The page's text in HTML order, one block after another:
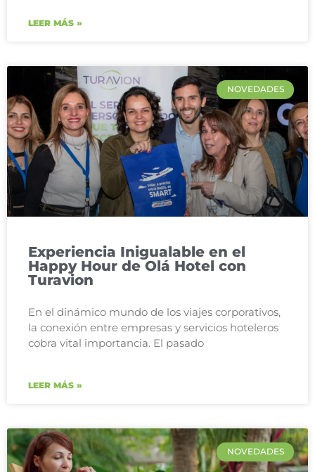
LEER MÁS »
NOVEDADES
Experiencia Inigualable en el
Happy Hour de Olá Hotel con
Turavion
En el dinámico mundo de los viajes corporativos,
la conexión entre empresas y servicios hoteleros
cobra vital importancia. El pasado
LEER MÁS »
NOVEDADES